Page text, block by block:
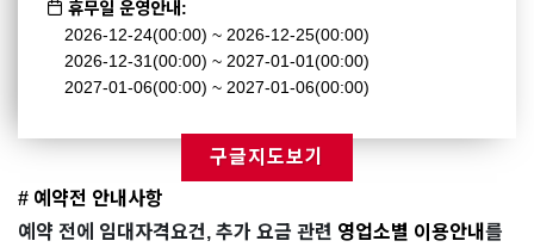
휴무일 운영안내:
2026-12-24(00:00) ~ 2026-12-25(00:00)
2026-12-31(00:00) ~ 2027-01-01(00:00)
2027-01-06(00:00) ~ 2027-01-06(00:00)
구글지도보기
# 예약전 안내사항
예약 전에 임대자격요건, 추가 요금 관련 영업소별 이용안내 를